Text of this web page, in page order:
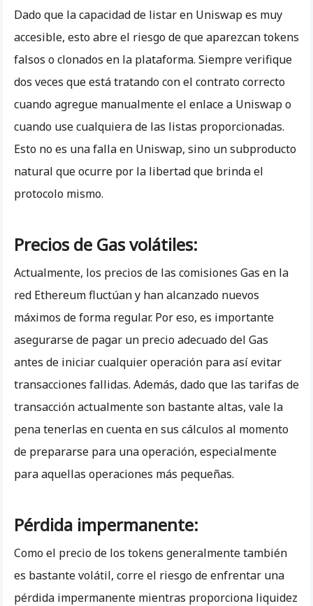
Dado que la capacidad de listar en Uniswap es muy
accesible, esto abre el riesgo de que aparezcan tokens
falsos o clonados en la plataforma. Siempre verifique
dos veces que está tratando con el contrato correcto
cuando agregue manualmente el enlace a Uniswap o
cuando use cualquiera de las listas proporcionadas.
Esto no es una falla en Uniswap, sino un subproducto
natural que ocurre por la libertad que brinda el
protocolo mismo.
Precios de Gas volátiles:
Actualmente, los precios de las comisiones Gas en la
red Ethereum fluctúan y han alcanzado nuevos
máximos de forma regular. Por eso, es importante
asegurarse de pagar un precio adecuado del Gas
antes de iniciar cualquier operación para así evitar
transacciones fallidas. Además, dado que las tarifas de
transacción actualmente son bastante altas, vale la
pena tenerlas en cuenta en sus cálculos al momento
de prepararse para una operación, especialmente
para aquellas operaciones más pequeñas.
Pérdida impermanente:
Como el precio de los tokens generalmente también
es bastante volátil, corre el riesgo de enfrentar una
pérdida impermanente mientras proporciona liquidez